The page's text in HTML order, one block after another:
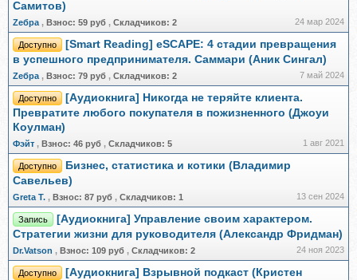
Самитов)
Zебра , Взнос: 59 руб , Складчиков: 2 24 мар 2024
Доступно
[Smart Reading] eSCAPE: 4 стадии превращения
в успешного предпринимателя. Саммари (Аник Сингал)
Zебра , Взнос: 79 руб , Складчиков: 2 7 май 2024
Доступно
[Аудиокнига] Никогда не теряйте клиента.
Превратите любого покупателя в пожизненного (Джоуи
Коулман)
Фэйт , Взнос: 46 руб , Складчиков: 5 1 авг 2021
Доступно
Бизнес, статистика и котики (Владимир
Савельев)
Greta Т. , Взнос: 87 руб , Складчиков: 1 13 сен 2024
Запись
[Аудиокнига] Управление своим характером.
Стратегии жизни для руководителя (Александр Фридман)
Dr.Vatson , Взнос: 109 руб , Складчиков: 2 24 ноя 2023
Доступно
[Аудиокнига] Взрывной подкаст (Кристен